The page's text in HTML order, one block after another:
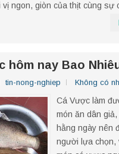
ngon, giòn của thịt cùng sự
hôm nay Bao
tin-nong-nghiep Không có
Cá Vược làm
món ăn dân
hằng ngày nên
người lựa chọn,